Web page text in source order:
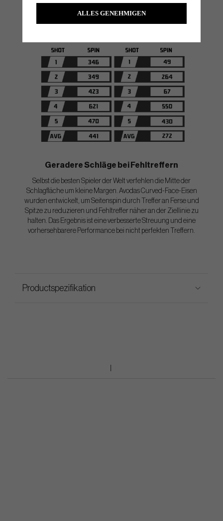
Geradere Schläge bei Fehltreffern
Selbst die besten Spieler der Welt verfehlen die Mitte der
Schlagfläche um kleine Margen. Avodas Curved-Face-Eisen
wurden entwickelt, um Seitenspin durch Treffer an Ferse und
Spitze zu reduzieren und Fehltreffer näher an der Ziellinie zu
halten. Das Ergebnis ist eine verbesserte Streuung und eine
vorhersehbarere Performance bei nicht perfekten Treffern.
Productspezifikation
ALLES GENEHMIGEN